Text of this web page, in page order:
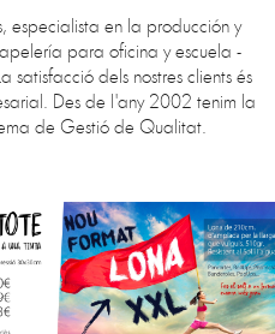
especialista en la producción y
para oficina y escuela -
dels nostres clients és
Des de l'any 2002 tenim la
de Gestió de Qualitat.